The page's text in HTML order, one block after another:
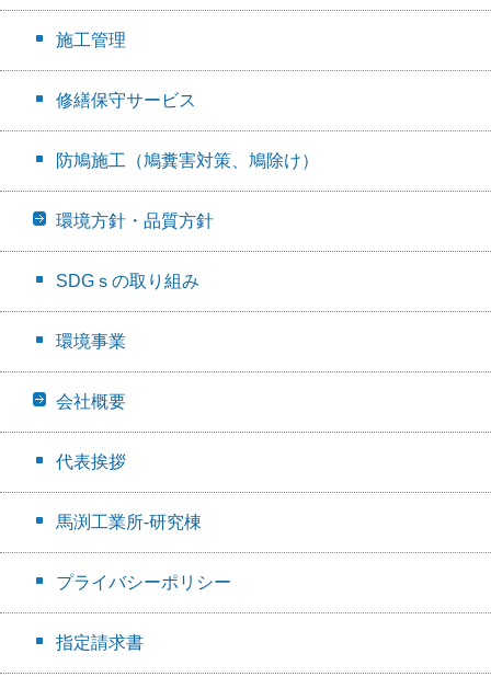
施工管理
修繕保守サービス
防鳩施工（鳩糞害対策、鳩除け）
環境方針・品質方針
SDGｓの取り組み
環境事業
会社概要
代表挨拶
馬渕工業所-研究棟
プライバシーポリシー
指定請求書